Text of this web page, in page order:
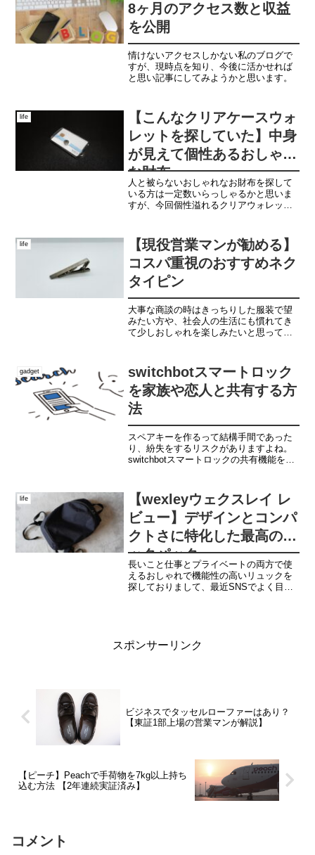
8ヶ月のアクセス数と収益
を公開
情けないアクセスしかない私のブログで
すが、現時点を知り、今後に活かせれば
と思い記事にしてみようかと思います。
life
【こんなクリアケースウォ
レットを探していた】中身
が見えて個性あるおしゃれ
な財布
人と被らないおしゃれなお財布を探して
いる方は一定数いらっしゃるかと思いま
すが、今回個性溢れるクリアウォレット
ており、用途に分けて財布を使い分けた
い方や人と全く被らない斬...
life
【現役営業マンが勧める】
コスパ重視のおすすめネク
タイピン
大事な商談の時はきっちりした服装で望
みたい方や、社会人の生活にも慣れてき
て少しおしゃれを楽しみたいと思ってい
ず、ご紹介していきたいのはネクタイピ
ンの役割です。毎日のスー...
gadget
switchbotスマートロック
を家族や恋人と共有する方
法
スペアキーを作るって結構手間であった
り、紛失をするリスクがありますよね。
switchbotスマートロックの共有機能を使
なります。
life
【wexleyウェクスレイ レ
ビュー】デザインとコンパ
クトさに特化した最高のバ
ックパック
長いこと仕事とプライベートの両方で使
えるおしゃれで機能性の高いリュックを
探しておりまして、最近SNSでよく目に
スポンサーリンク
ビジネスでタッセルローファーはあり？
【東証1部上場の営業マンが解説】
【ピーチ】Peachで手荷物を7kg以上持ち
込む方法 【2年連続実証済み】
コメント